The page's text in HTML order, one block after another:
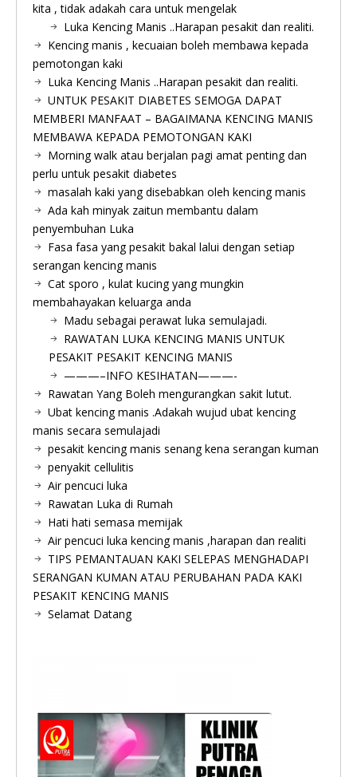
kita , tidak adakah cara untuk mengelak
Luka Kencing Manis ..Harapan pesakit dan realiti.
Kencing manis , kecuaian boleh membawa kepada
pemotongan kaki
Luka Kencing Manis ..Harapan pesakit dan realiti.
UNTUK PESAKIT DIABETES SEMOGA DAPAT
MEMBERI MANFAAT – BAGAIMANA KENCING MANIS
MEMBAWA KEPADA PEMOTONGAN KAKI
Morning walk atau berjalan pagi amat penting dan
perlu untuk pesakit diabetes
masalah kaki yang disebabkan oleh kencing manis
Ada kah minyak zaitun membantu dalam
penyembuhan Luka
Fasa fasa yang pesakit bakal lalui dengan setiap
serangan kencing manis
Cat sporo , kulat kucing yang mungkin
membahayakan keluarga anda
Madu sebagai perawat luka semulajadi.
RAWATAN LUKA KENCING MANIS UNTUK
PESAKIT PESAKIT KENCING MANIS
———–INFO KESIHATAN———-
Rawatan Yang Boleh mengurangkan sakit lutut.
Ubat kencing manis .Adakah wujud ubat kencing
manis secara semulajadi
pesakit kencing manis senang kena serangan kuman
penyakit cellulitis
Air pencuci luka
Rawatan Luka di Rumah
Hati hati semasa memijak
Air pencuci luka kencing manis ,harapan dan realiti
TIPS PEMANTAUAN KAKI SELEPAS MENGHADAPI
SERANGAN KUMAN ATAU PERUBAHAN PADA KAKI
PESAKIT KENCING MANIS
Selamat Datang